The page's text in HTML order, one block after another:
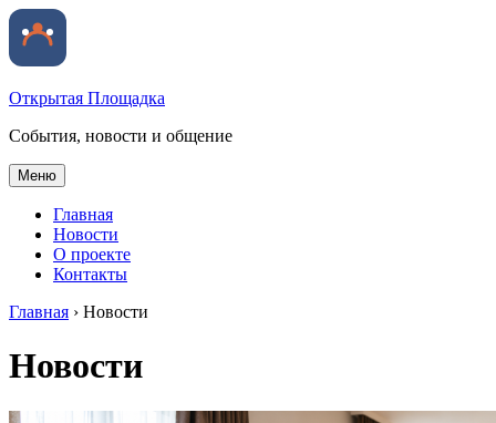
Открытая Площадка
События, новости и общение
Меню
Главная
Новости
О проекте
Контакты
Главная › Новости
Новости